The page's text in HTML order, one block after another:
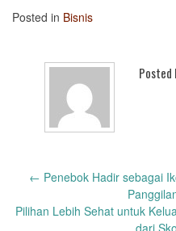
Posted in Bisnis
Posted
Post
← Penebok Hadir sebagai
Pilihan Lebih Sehat untuk
dari